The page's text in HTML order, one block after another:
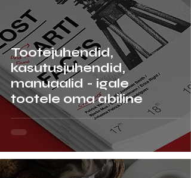
Tootejuhendid,
kasutusjuhendid,
manuaalid - igale
tootele oma abiline